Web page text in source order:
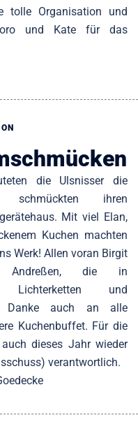
tolle Organisation und
und Kate für das
die Ulsnisser die
ihren
Mit viel Elan,
Kuchen machten
Werk! Allen voran Birgit
Andreßen, die in
Lichterketten und
Danke auch an alle
Kuchenbuffet. Für die
dieses Jahr wieder
verantwortlich.